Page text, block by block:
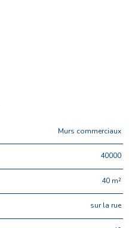
Murs commerciaux
40000
40 m²
sur la rue